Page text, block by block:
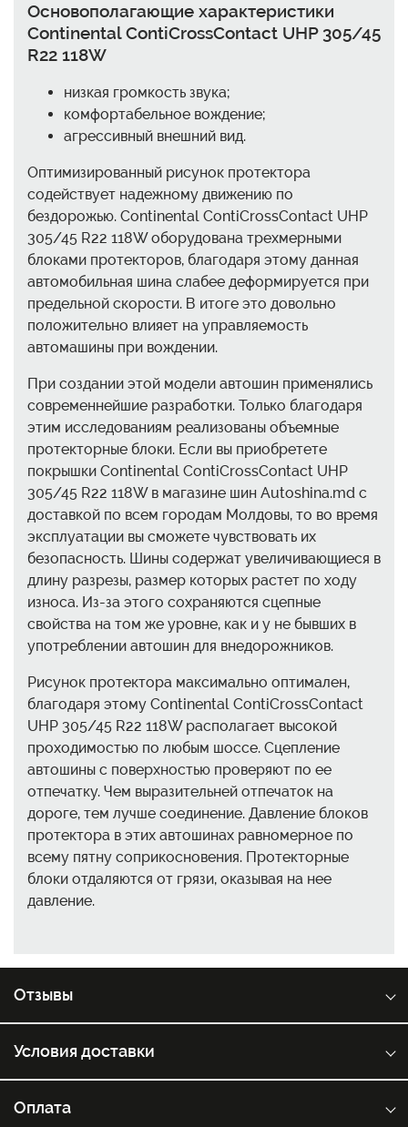
Основополагающие характеристики
Continental ContiCrossContact UHP 305/45
R22 118W
низкая громкость звука;
комфортабельное вождение;
агрессивный внешний вид.
Оптимизированный рисунок протектора
содействует надежному движению по
бездорожью. Continental ContiCrossContact UHP
305/45 R22 118W оборудована трехмерными
блоками протекторов, благодаря этому данная
автомобильная шина слабее деформируется при
предельной скорости. В итоге это довольно
положительно влияет на управляемость
автомашины при вождении.
При создании этой модели автошин применялись
современнейшие разработки. Только благодаря
этим исследованиям реализованы объемные
протекторные блоки. Если вы приобретете
покрышки Continental ContiCrossContact UHP
305/45 R22 118W в магазине шин Autoshina.md с
доставкой по всем городам Молдовы, то во время
эксплуатации вы сможете чувствовать их
безопасность. Шины содержат увеличивающиеся в
длину разрезы, размер которых растет по ходу
износа. Из-за этого сохраняются сцепные
свойства на том же уровне, как и у не бывших в
употреблении автошин для внедорожников.
Рисунок протектора максимально оптимален,
благодаря этому Continental ContiCrossContact
UHP 305/45 R22 118W располагает высокой
проходимостью по любым шоссе. Сцепление
автошины с поверхностью проверяют по ее
отпечатку. Чем выразительней отпечаток на
дороге, тем лучше соединение. Давление блоков
протектора в этих автошинах равномерное по
всему пятну соприкосновения. Протекторные
блоки отдаляются от грязи, оказывая на нее
давление.
Отзывы
Условия доставки
Оплата